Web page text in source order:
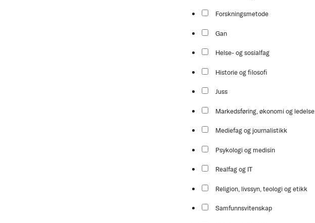
Forskningsmetode
Gan
Helse- og sosialfag
Historie og filosofi
Juss
Markedsføring, økonomi og ledelse
Mediefag og journalistikk
Psykologi og medisin
Realfag og IT
Religion, livssyn, teologi og etikk
Samfunnsvitenskap